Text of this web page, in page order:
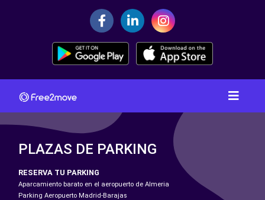
PLAZAS DE PARKING
RESERVA TU PARKING
Aparcamiento barato en el aeropuerto de Almeria
Parking Aeropuerto Madrid-Barajas